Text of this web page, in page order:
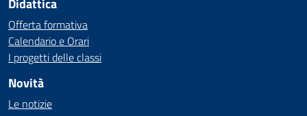
Didattica
Offerta formativa
Calendario e Orari
I progetti delle classi
Novità
Le notizie